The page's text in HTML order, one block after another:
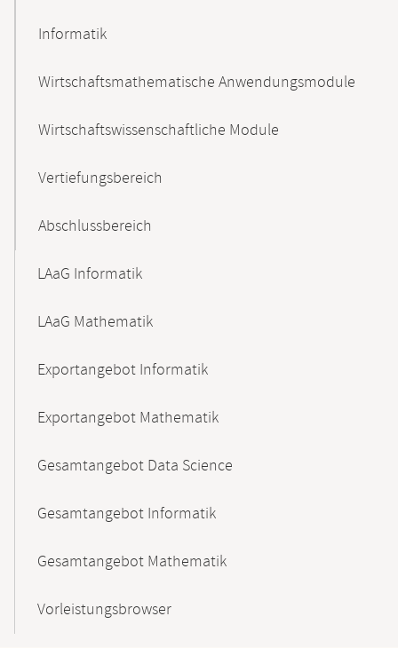
Informatik
Wirtschaftsmathematische Anwendungsmodule
Wirtschaftswissenschaftliche Module
Vertiefungsbereich
Abschlussbereich
LAaG Informatik
LAaG Mathematik
Exportangebot Informatik
Exportangebot Mathematik
Gesamtangebot Data Science
Gesamtangebot Informatik
Gesamtangebot Mathematik
Vorleistungsbrowser